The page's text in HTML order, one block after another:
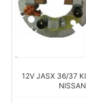
12V JASX 36/37
NISSAN